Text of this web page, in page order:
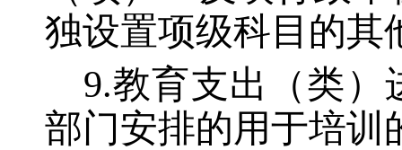
独设置项级科目的其
9.教育支出（类
部门安排的用于培训